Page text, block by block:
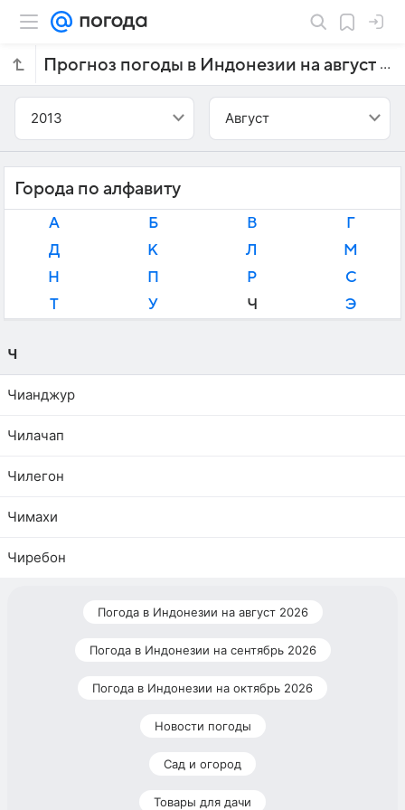
Прогноз погоды в Индонезии на август 2013 года
2013 Август
Города по алфавиту
А Б В
Г
Д
К Л
М
Н
П Р
С
Т
У Ч Э
Ч
Чианджур
Чилачап
Чилегон
Чимахи
Чиребон
Погода в Индонезии на август 2026
Погода в Индонезии на сентябрь 2026
Погода в Индонезии на октябрь 2026
Новости погоды
Сад и огород
Товары для дачи